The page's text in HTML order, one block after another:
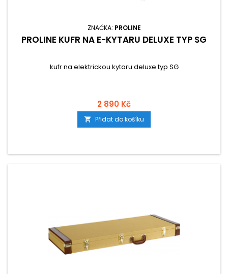
ZNAČKA: PROLINE
PROLINE KUFR NA E-KYTARU DELUXE TYP SG
kufr na elektrickou kytaru deluxe typ SG
2 890 Kč
 Přidat do košíku